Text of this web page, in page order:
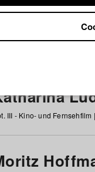
/ Alumni
h i j k l m n o
III - Kino- und Fernsehfilm |